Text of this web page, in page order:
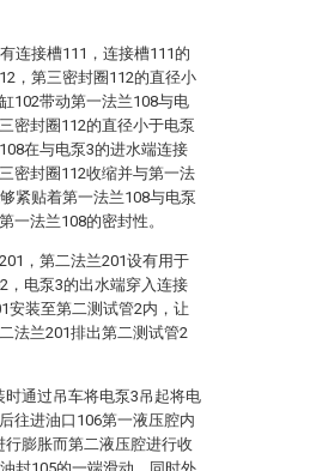
连接槽111，连接槽111的
，第三密封圈112的直径小
102带动第一法兰108与电
密封圈112的直径小于电泵
在与电泵3的进水端连接
密封圈112收缩并与第一法
紧贴着第一法兰108与电泵
一法兰108的密封性。
，第二法兰201设有用于
，电泵3的出水端穿入连接
安装至第二测试管2内，让
法兰201排出第二测试管2
通过吊车将电泵3吊起将电
往进油口106第一液压腔内
膨胀而第二液压腔进行收